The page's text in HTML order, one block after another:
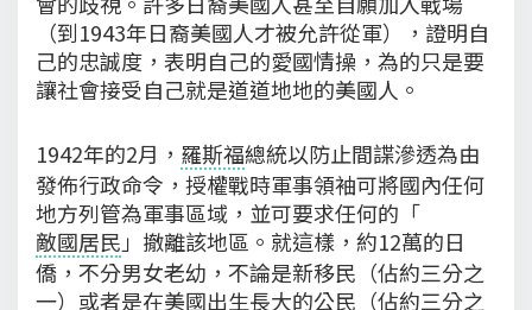
（到1943年日裔美國人才被允許從軍），證明自
己的忠誠度，表明自己的愛國情操，為的只是要
讓社會接受自己就是道道地地的美國人。
1942年的2月， 羅斯福總統以防止間諜滲透為由
發佈行政命令，授權戰時軍事領袖可將國內任何
地方列管為軍事區域，並可要求任何的「
敵國居民 」撤離該地區。就這樣，約12萬的日
僑，不分男女老幼，不論是新移民（佔約三分之
一）或者是在美國出生長大的公民（佔約三分之